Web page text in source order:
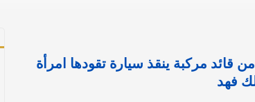
قائد مركبة ينقذ سيارة تقودها امرأة
فهد